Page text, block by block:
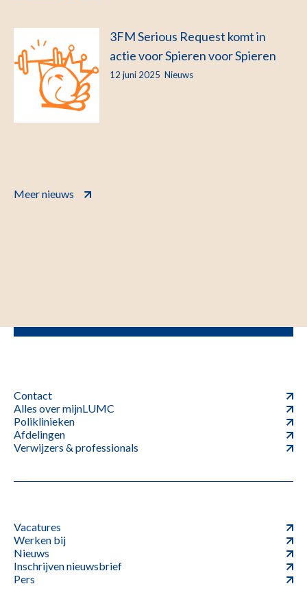
3FM Serious Request komt in
actie voor Spieren voor Spieren
12 juni 2025 Nieuws
Meer nieuws
Contact
Alles over mijnLUMC
Poliklinieken
Afdelingen
Verwijzers & professionals
Vacatures
Werken bij
Nieuws
Inschrijven nieuwsbrief
Pers